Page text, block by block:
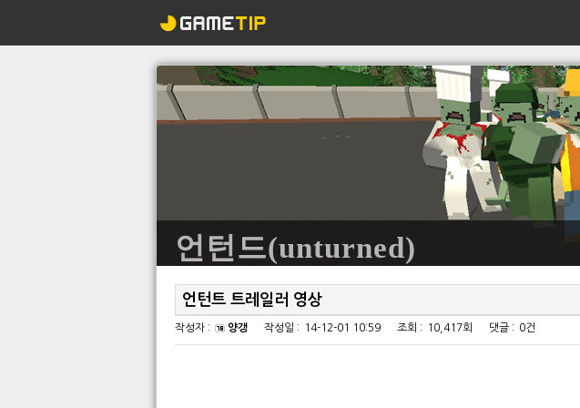
언턴드(unturned)
언턴트 트레일러 영상
작성자 : 양갱 작성일 : 14-12-01 10:59 조회 : 10,417회 댓글 : 0건